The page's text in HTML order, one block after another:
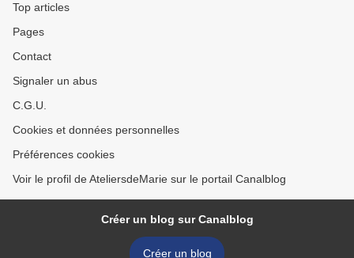
Top articles
Pages
Contact
Signaler un abus
C.G.U.
Cookies et données personnelles
Préférences cookies
Voir le profil de AteliersdeMarie sur le portail Canalblog
Créer un blog sur Canalblog
Créer un blog